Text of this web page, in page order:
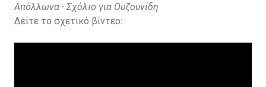
Απόλλωνα - Σχόλιο για Ουζουνίδη
Δείτε το σχετικό βίντεο: